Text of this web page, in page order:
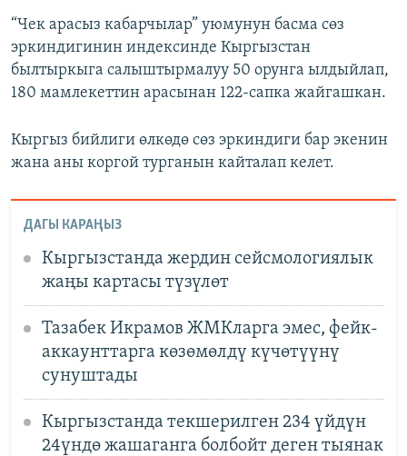
“Чек арасыз кабарчылар” уюмунун басма сөз
эркиндигинин индексинде Кыргызстан
былтыркыга салыштырмалуу 50 орунга ылдыйлап,
180 мамлекеттин арасынан 122-сапка жайгашкан.
Кыргыз бийлиги өлкөдө сөз эркиндиги бар экенин
жана аны коргой турганын кайталап келет.
ДАГЫ КАРАҢЫЗ
Кыргызстанда жердин сейсмологиялык
жаңы картасы түзүлөт
Тазабек Икрамов ЖМКларга эмес, фейк-
аккаунттарга көзөмөлдү күчөтүүнү
сунуштады
Кыргызстанда текшерилген 234 үйдүн
24үндө жашаганга болбойт деген тыянак